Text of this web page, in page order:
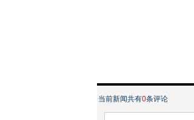
当前新闻共有0条评论